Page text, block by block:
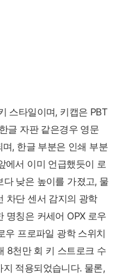
스타일이며, 키캡은 PBT
글 자판 같은경우 영문
, 한글 부분은 인쇄 부분
에서 이미 언급했듯이 로
낮은 높이를 가졌고, 물
차단 센서 감지의 광학
명칭은 커세어 OPX 로우
우 프로파일 광학 스위치
8천만 회 키 스트로크 수
적용되었습니다. 물론,